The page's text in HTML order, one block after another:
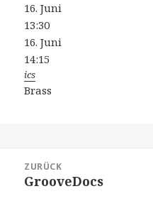
16. Juni
13:30
16. Juni
14:15
ics
Brass
ZURÜCK
Vorheriger
GrooveDocs